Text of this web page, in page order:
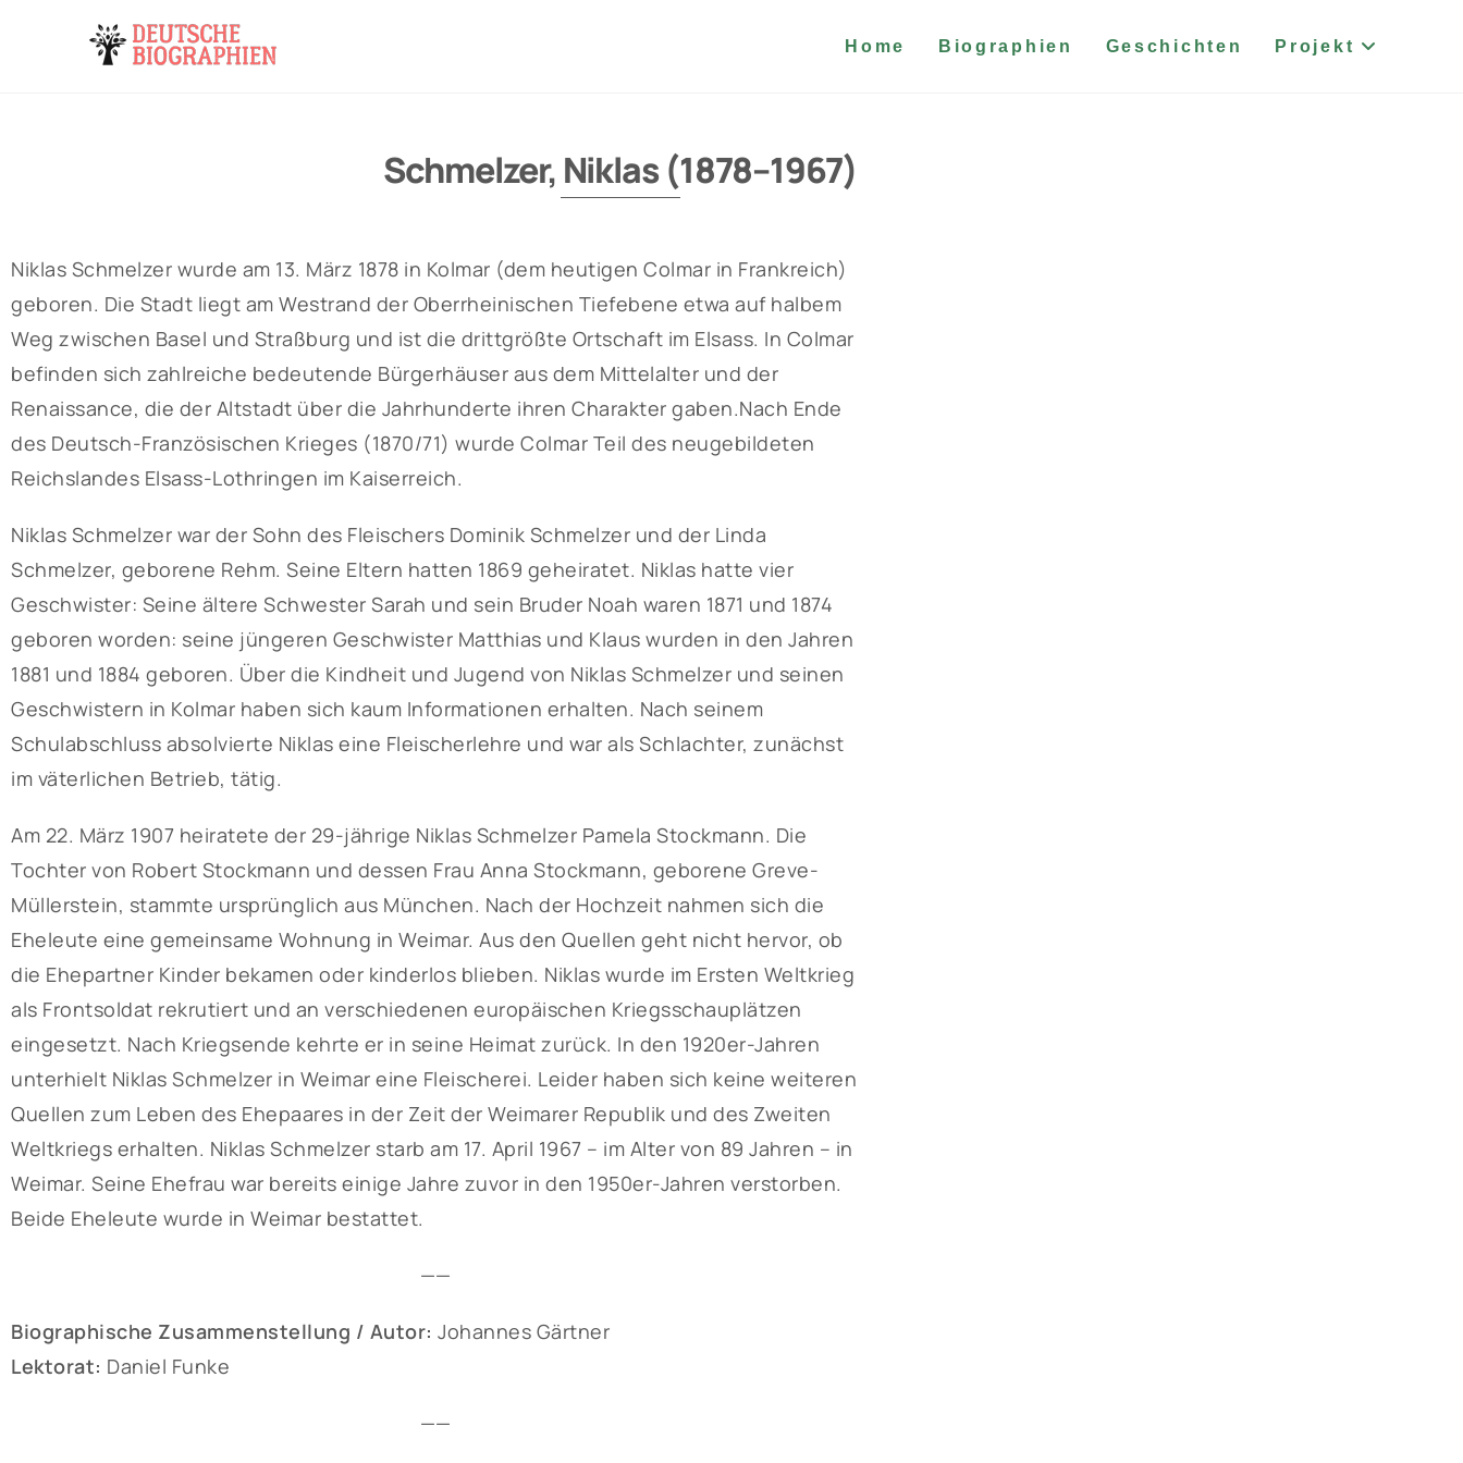
Home Biographien Geschichten Projekt
Schmelzer, Niklas (1878–1967)
Niklas Schmelzer wurde am 13. März 1878 in Kolmar (dem heutigen Colmar in Frankreich)
geboren. Die Stadt liegt am Westrand der Oberrheinischen Tiefebene etwa auf halbem
Weg zwischen Basel und Straßburg und ist die drittgrößte Ortschaft im Elsass. In Colmar
befinden sich zahlreiche bedeutende Bürgerhäuser aus dem Mittelalter und der
Renaissance, die der Altstadt über die Jahrhunderte ihren Charakter gaben.Nach Ende
des Deutsch-Französischen Krieges (1870/71) wurde Colmar Teil des neugebildeten
Reichslandes Elsass-Lothringen im Kaiserreich.
Niklas Schmelzer war der Sohn des Fleischers Dominik Schmelzer und der Linda
Schmelzer, geborene Rehm. Seine Eltern hatten 1869 geheiratet. Niklas hatte vier
Geschwister: Seine ältere Schwester Sarah und sein Bruder Noah waren 1871 und 1874
geboren worden: seine jüngeren Geschwister Matthias und Klaus wurden in den Jahren
1881 und 1884 geboren. Über die Kindheit und Jugend von Niklas Schmelzer und seinen
Geschwistern in Kolmar haben sich kaum Informationen erhalten. Nach seinem
Schulabschluss absolvierte Niklas eine Fleischerlehre und war als Schlachter, zunächst
im väterlichen Betrieb, tätig.
Am 22. März 1907 heiratete der 29-jährige Niklas Schmelzer Pamela Stockmann. Die
Tochter von Robert Stockmann und dessen Frau Anna Stockmann, geborene Greve-
Müllerstein, stammte ursprünglich aus München. Nach der Hochzeit nahmen sich die
Eheleute eine gemeinsame Wohnung in Weimar. Aus den Quellen geht nicht hervor, ob
die Ehepartner Kinder bekamen oder kinderlos blieben. Niklas wurde im Ersten Weltkrieg
als Frontsoldat rekrutiert und an verschiedenen europäischen Kriegsschauplätzen
eingesetzt. Nach Kriegsende kehrte er in seine Heimat zurück. In den 1920er-Jahren
unterhielt Niklas Schmelzer in Weimar eine Fleischerei. Leider haben sich keine weiteren
Quellen zum Leben des Ehepaares in der Zeit der Weimarer Republik und des Zweiten
Weltkriegs erhalten. Niklas Schmelzer starb am 17. April 1967 – im Alter von 89 Jahren – in
Weimar. Seine Ehefrau war bereits einige Jahre zuvor in den 1950er-Jahren verstorben.
Beide Eheleute wurde in Weimar bestattet.
——
Biographische Zusammenstellung / Autor: Johannes Gärtner
Lektorat: Daniel Funke
——